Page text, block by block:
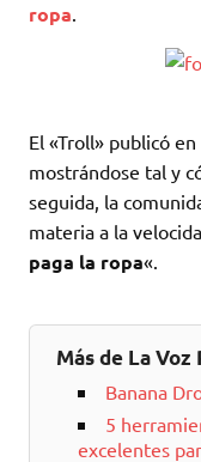
ropa.
El «Troll» publicó
mostrándose tal y
seguida, la
materia a la
paga la ropa«.
Más de La Voz
Banana
5
excelentes